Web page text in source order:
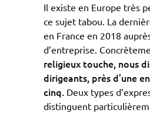
Il existe en Europe très
ce sujet tabou. La
en France en 2018
d’entreprise.
religieux touche, nous
dirigeants, près d’une
cinq. Deux types
distinguent